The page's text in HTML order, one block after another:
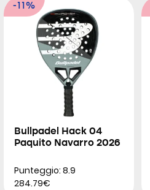
-11%
Bullpadel Hack 04
Paquito Navarro 2026
Punteggio: 8.9
284.79€